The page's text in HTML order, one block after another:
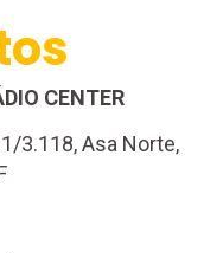
CENTER
3.118, Asa Norte,